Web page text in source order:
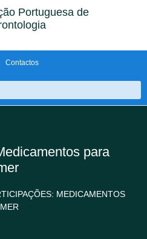
Portuguesa de
Contactos
para
MEDICAMENTOS